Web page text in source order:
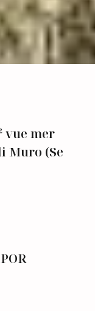
vue mer
Muro (Se